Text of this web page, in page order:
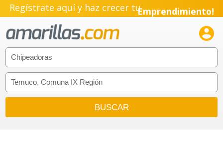
Regístrate aquí y haz crecer tuEmprendimiento!
